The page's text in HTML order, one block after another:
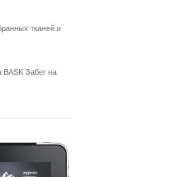
тканей и
BASK Забег на